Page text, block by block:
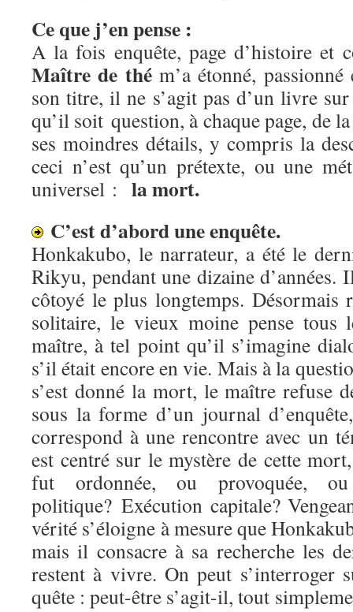
Ce que j’en pense :
A la fois enquête, page d’histoire et
Maître de thém’a étonné,
son titre, il ne s’agit pas d’un livre
qu’il soit question, à chaque page, de
ses moindres détails, y compris la
ceci n’est qu’un prétexte, ou une
universel : la mort.
C’est d’abord une enquête.
Honkakubo, le narrateur, a été le
Rikyu, pendant une dizaine d’années.
côtoyé le plus longtemps. Désormais
solitaire, le vieux moine pense tous
maître, à tel point qu’il s’imagine
s’il était encore en vie. Mais à la
s’est donné la mort, le maître refuse
sous la forme d’un journal
correspond à une rencontre avec un
est centré sur le mystère de cette
fut ordonnée, ou provoquée, ou
politique? Exécution capitale?
vérité s’éloigne à mesure que
mais il consacre à sa recherche les
restent à vivre. On peut s’interroger
quête : peut-être s’agit-il, tout